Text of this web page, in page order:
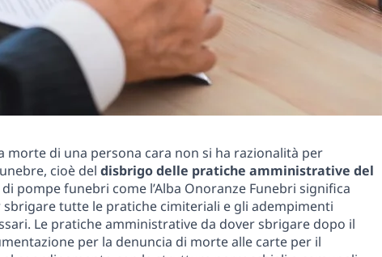
di una persona cara non si ha razionalità per
cioè del disbrigo delle pratiche amministrative del
pompe funebri come l’Alba Onoranze Funebri significa
tutte le pratiche cimiteriali e gli adempimenti
Le pratiche amministrative da dover sbrigare dopo il
per la denuncia di morte alle carte per il